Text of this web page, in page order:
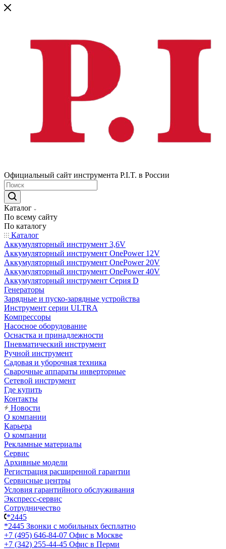
Официальный сайт инструмента P.I.T. в России
Каталог
По всему сайту
По каталогу
Каталог
Аккумуляторный инструмент 3,6V
Аккумуляторный инструмент OnePower 12V
Аккумуляторный инструмент OnePower 20V
Аккумуляторный инструмент OnePower 40V
Аккумуляторный инструмент Серия D
Генераторы
Зарядные и пуско-зарядные устройства
Инструмент серии ULTRA
Компрессоры
Насосное оборудование
Оснастка и принадлежности
Пневматический инструмент
Ручной инструмент
Садовая и уборочная техника
Сварочные аппараты инверторные
Сетевой инструмент
Где купить
Контакты
Новости
О компании
Карьера
О компании
Рекламные материалы
Сервис
Архивные модели
Регистрация расширенной гарантии
Сервисные центры
Условия гарантийного обслуживания
Экспресс-сервис
Сотрудничество
*2445
*2445 Звонки с мобильных бесплатно
+7 (495) 646-84-07 Офис в Москве
+7 (342) 255-44-45 Офис в Перми